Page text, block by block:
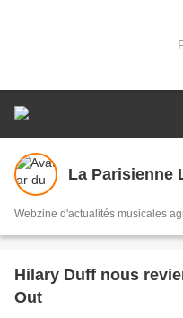
La Parisienne
Webzine d'actualités musicales
Hilary Duff nous
Out